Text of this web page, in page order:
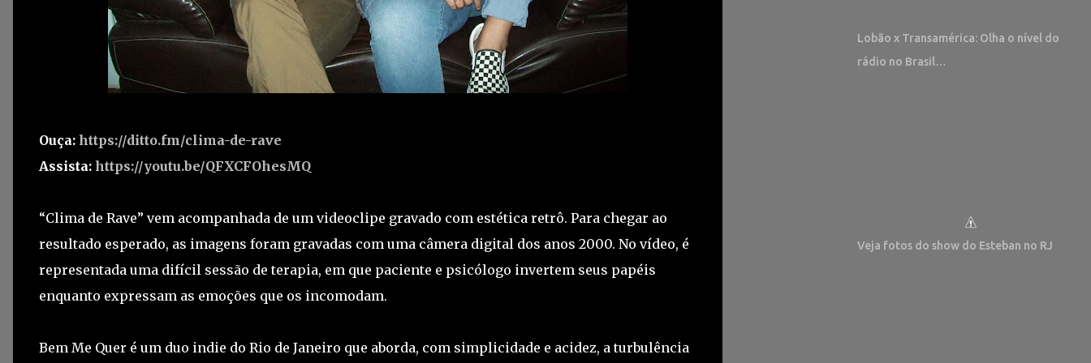
Ouça: https://ditto.fm/clima-de-rave
Assista: https://youtu.be/QFXCFOhesMQ
“Clima de Rave” vem acompanhada de um videoclipe gravado com estética retrô. Para chegar ao
resultado esperado, as imagens foram gravadas com uma câmera digital dos anos 2000. No vídeo, é
representada uma difícil sessão de terapia, em que paciente e psicólogo invertem seus papéis
enquanto expressam as emoções que os incomodam.
Bem Me Quer é um duo indie do Rio de Janeiro que aborda, com simplicidade e acidez, a turbulência
Lobão x Transamérica: Olha o nível do
rádio no Brasil…
Veja fotos do show do Esteban no RJ